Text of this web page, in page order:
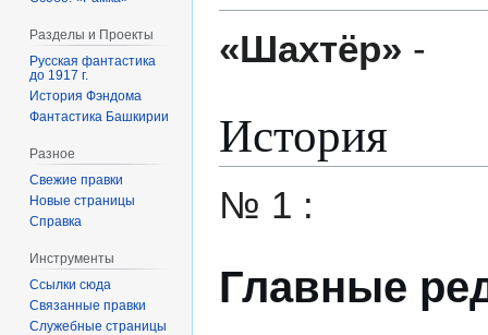
«Шахтёр» -
История
№ 1 :
Главные
Разделы и Проекты
Русская фантастика
до 1917 г.
История Фэндома
Фантастика Башкирии
Разное
Свежие правки
Новые страницы
Справка
Инструменты
Ссылки сюда
Связанные правки
Служебные страницы